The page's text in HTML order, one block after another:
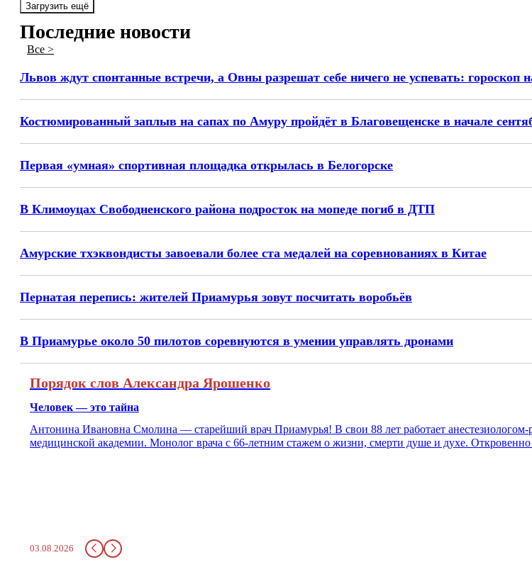
Загрузить ещё
Последние новости
Все >
Львов ждут спонтанные встречи, а Овны разрешат себе ничего не успевать: гороскоп
Костюмированный заплыв на сапах по Амуру пройдёт в Благовещенске в начале
Первая «умная» спортивная площадка открылась в Белогорске
В Климоуцах Свободненского района подросток на мопеде погиб в ДТП
Амурские тхэквондисты завоевали более ста медалей на соревнованиях в Китае
Пернатая перепись: жителей Приамурья зовут посчитать воробьёв
В Приамурье около 50 пилотов соревнуются в умении управлять дронами
Порядок слов Александра Ярошенко
Человек — это тайна
Антонина Ивановна Смолина — старейший врач Приамурья! В свои 88 лет работает
медицинской академии. Монолог врача с 66-летним стажем о жизни, смерти душе и духе.
03.08.2026